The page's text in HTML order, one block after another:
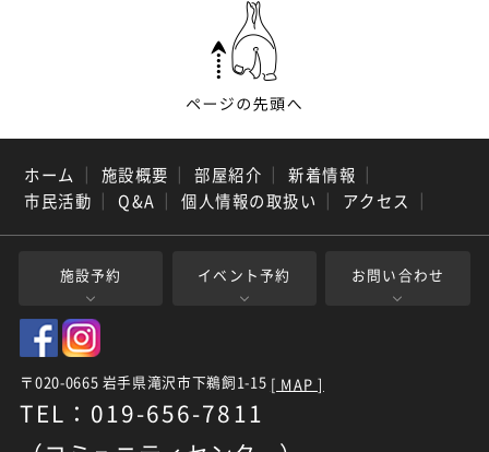
ホーム ｜ 施設概要 ｜ 部屋紹介 ｜ 新着情報 ｜
市民活動 ｜ Q&A ｜ 個人情報の取扱い ｜ アクセス ｜
施設予約 イベント予約 お問い合わせ
〒020-0665 岩手県滝沢市下鵜飼1-15 [ MAP ]
TEL：019-656-7811